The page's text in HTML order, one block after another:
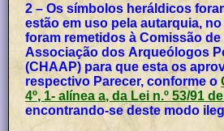
2 – Os símbolos heráldicos
estão em uso pela autarquia,
foram remetidos à Comissão
Associação dos Arqueólogos
(CHAAP) para que esta os
respectivo Parecer, conforme o
4º, 1- alínea a, da Lei n.º 53/91
encontrando-se deste modo